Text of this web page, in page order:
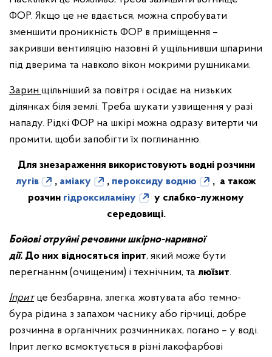
ФОР. Якщо це не вдається, можна спробувати
зменшити проникність ФОР в приміщення –
закривши вентиляцію назовні й ущільнивши шпарини
під дверима та навколо вікон мокрими рушниками.
Зарин щільніший за повітря і осідає на низьких
ділянках біля землі. Треба шукати узвищення у разі
нападу. Рідкі ФОР на шкірі можна одразу витерти чи
промити, щоби запобігти їх поглинанню.
Для знезараження використовують воднірозчини
лугів
, аміаку , пероксиду водню , а також
розчин гідроксиламіну
у слабко-лужному
середовищі.
Бойові отруйні речовини шкірно-наривної
дії. До них відносяться іприт, який може бути
перегнаннм (очищеним) і технічним, та люїзит.
Іпритце безбарвна, злегка жовтувата або темно-
бура рідина з запахом часнику або гірчиці, добре
розчинна в органічних розчинниках, погано – у воді.
Іприт легко всмоктується в різні лакофарбові